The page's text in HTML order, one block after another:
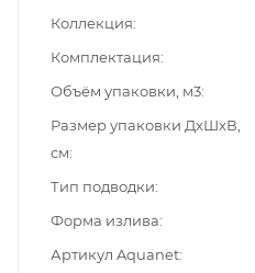
Коллекция
Комплектация
Объём упаковки, м3
Размер упаковки ДxШxВ,
см
Тип подводки
Форма излива
Артикул Aquanet